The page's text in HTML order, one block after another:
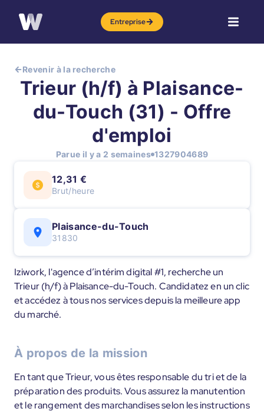
Entreprise
Revenir à la recherche
Trieur (h/f) à Plaisance-
du-Touch (31) - Offre
d'emploi
Parue il y a 2 semaines 1327904689
12,31 €
Brut/heure
Plaisance-du-Touch
31830
Iziwork, l'agence d’intérim digital #1, recherche un
Trieur (h/f) à Plaisance-du-Touch. Candidatez en un clic
et accédez à tous nos services depuis la meilleure app
du marché.
À propos de la mission
En tant que Trieur, vous êtes responsable du tri et de la
préparation des produits. Vous assurez la manutention
et le rangement des marchandises selon les instructions